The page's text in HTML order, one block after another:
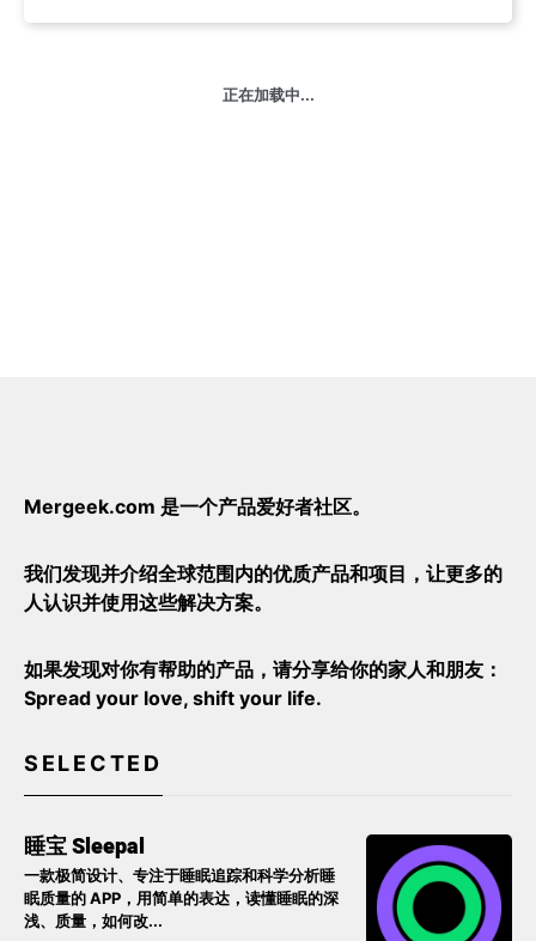
正在加载中...
Mergeek.com 是一个产品爱好者社区。
我们发现并介绍全球范围内的优质产品和项目，让更多的
人认识并使用这些解决方案。
如果发现对你有帮助的产品，请分享给你的家人和朋友：
Spread your love, shift your life.
SELECTED
睡宝 Sleepal
一款极简设计、专注于睡眠追踪和科学分析睡
眠质量的 APP，用简单的表达，读懂睡眠的深
浅、质量，如何改...